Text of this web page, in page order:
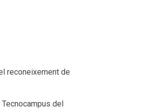
reconeixement de
del